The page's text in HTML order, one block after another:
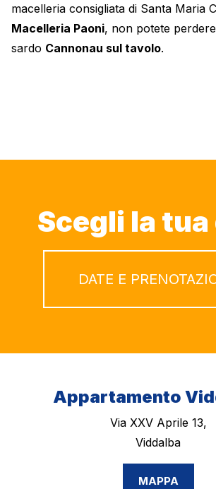
macelleria consigliata di Santa Maria
Macelleria Paoni, non potete
sardo Cannonau sul tavolo.
Scegli la tua
DATE E
Appartamento
Via XXV Aprile 13,
Viddalba
MAPPA